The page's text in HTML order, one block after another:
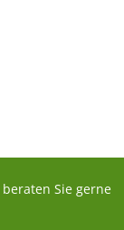
Sie gerne